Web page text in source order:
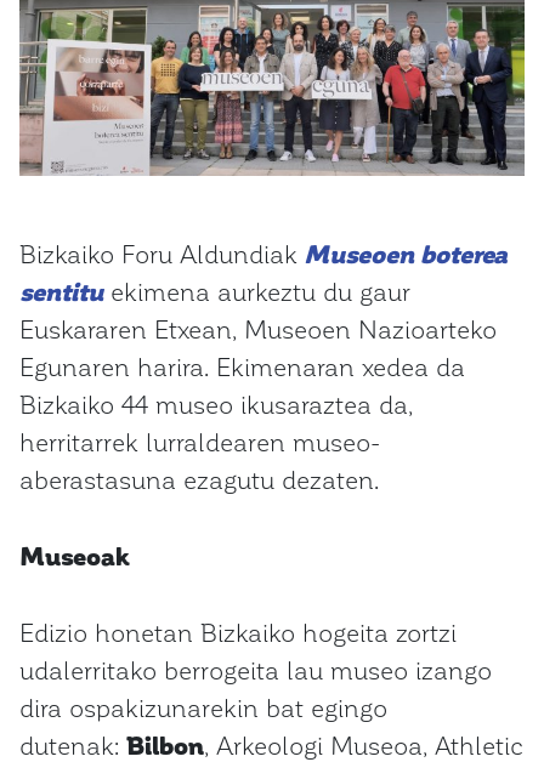
Bizkaiko Foru Aldundiak Museoen boterea
sentitu ekimena aurkeztu du gaur
Euskararen Etxean, Museoen Nazioarteko
Egunaren harira. Ekimenaran xedea da
Bizkaiko 44 museo ikusaraztea da,
herritarrek lurraldearen museo-
aberastasuna ezagutu dezaten.
Museoak
Edizio honetan Bizkaiko hogeita zortzi
udalerritako berrogeita lau museo izango
dira ospakizunarekin bat egingo
dutenak: Bilbon, Arkeologi Museoa, Athletic